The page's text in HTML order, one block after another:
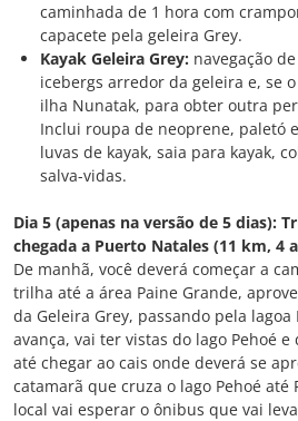
caminhada de 1 hora com
capacete pela geleira Grey.
Kayak Geleira Grey: navegação
icebergs arredor da geleira e, se
ilha Nunatak, para obter outra
Inclui roupa de neoprene, paletó
luvas de kayak, saia para kayak,
salva-vidas.
Dia 5 (apenas na versão de 5 dias):
chegada a Puerto Natales (11 km, 4
De manhã, você deverá começar a
trilha até a área Paine Grande,
da Geleira Grey, passando pela lagoa
avança, vai ter vistas do lago Pehoé e
até chegar ao cais onde deverá se
catamarã que cruza o lago Pehoé até
local vai esperar o ônibus que vai